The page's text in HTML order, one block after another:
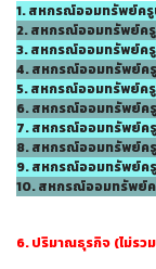
1. สหกรณ์ออมทรัพย์ครู
2. สหกรณ์ออมทรัพย์ค
3. สหกรณ์ออมทรัพย์ค
4. สหกรณ์ออมทรัพย์ค
5. สหกรณ์ออมทรัพย์ค
6. สหกรณ์ออมทรัพย์ครู
7. สหกรณ์ออมทรัพย์ค
8. สหกรณ์ออมทรัพย์ค
9. สหกรณ์ออมทรัพย์ค
10. สหกรณ์ออมทรัพย์
6. ปริมาณธุรกิจ (ไม่ร